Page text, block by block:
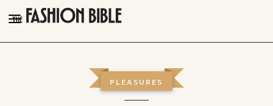
THE FASHION BIBLE
PLEASURES